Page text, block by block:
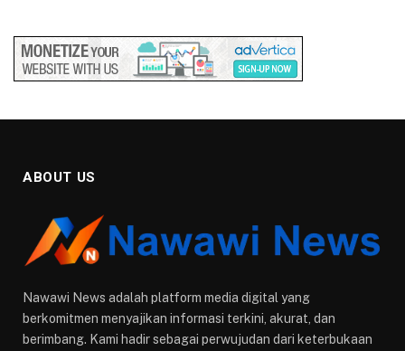
ABOUT US
Nawawi News adalah platform media digital yang
berkomitmen menyajikan informasi terkini, akurat, dan
berimbang. Kami hadir sebagai perwujudan dari keterbukaan